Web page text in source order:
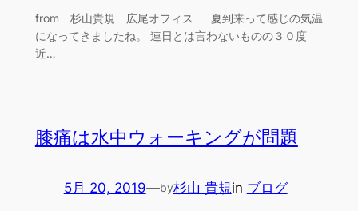
from 杉山貴規 広尾オフィス 夏到来って感じの気温
になってきましたね。 連日とは言わないものの３０度
近…
膝痛は水中ウォーキングが問題
5月 20, 2019—by杉山 貴規in ブログ